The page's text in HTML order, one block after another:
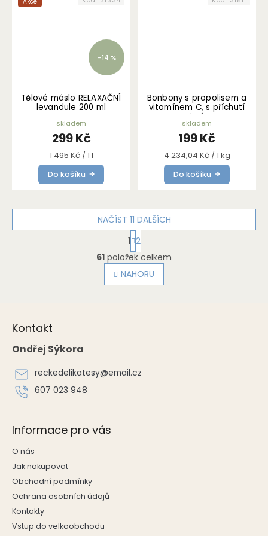
–14 %
Tělové máslo RELAXAČNÍ
levandule 200 ml
skladem
299 Kč
Měrná
cena:
1 495 Kč / 1 l
Do košíku
Bonbony s propolisem a
vitamínem C, s příchutí
Citrón
skladem
199 Kč
Měrná
cena:
4 234,04 Kč / 1 kg
Do košíku
O
v
l
á
k
NAČÍST 11 DALŠÍCH
S
t
r
á
n
k
1 2
61 položek celkem
NAHORU
Kontakt
Ondřej Sýkora
reckedelikatesy@email.cz
607 023 948
Informace pro vás
O nás
Jak nakupovat
Obchodní podmínky
Ochrana osobních údajů
Kontakty
Vstup do velkoobchodu